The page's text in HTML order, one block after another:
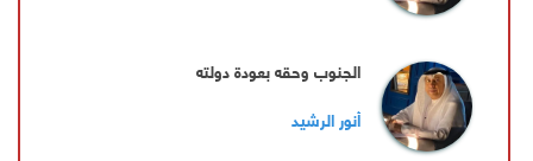
الجنوب وحقه بعودة دولته
أنور الرشيد